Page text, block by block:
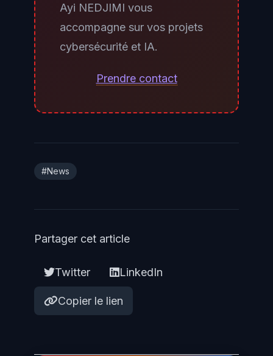
10.6.2 ou 10.7.1. Pour détecter une
éventuelle compromission
préalable, analysez les logs
d'accès à l'interface
des requêtes anormales, des
inhabituelles. La Shadowserver
vulnérables détectées —
n'est pas déjà fait.
Ayi NEDJIMI vous
accompagne sur vos projets
cybersécurité et IA.
Prendre contact
#News
Partager cet article
Twitter LinkedIn
Copier le lien